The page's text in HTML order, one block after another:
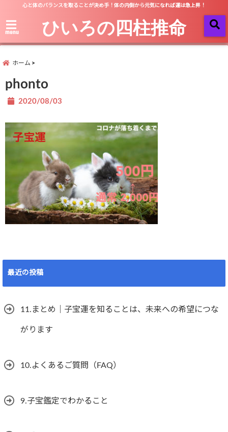
心と体のバランスを取ることが決め手！体の内側から元気になれば運は急上昇！
menu ひいろの四柱推命
ホーム
phonto
2020/08/03
最近の投稿
11.まとめ｜子宝運を知ることは、未来への希望につな
がります
10.よくあるご質問（FAQ）
9.子宝鑑定でわかること